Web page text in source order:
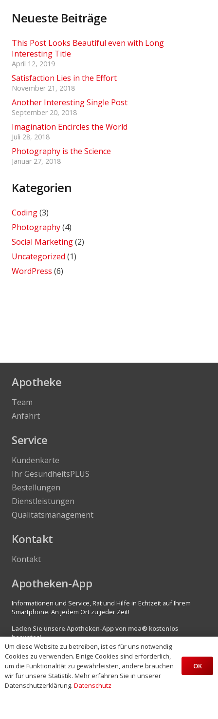
Neueste Beiträge
This Post Looks Beautiful even with Long
Interesting Title
April 12, 2019
Satisfaction Lies in the Effort
November 21, 2018
Another Interesting Single Post
September 20, 2018
Imagination Encircles the World
Juli 28, 2018
Photography is the Science
Januar 27, 2018
Kategorien
Coding(3)
Photography(4)
Social Marketing(2)
Uncategorized (1)
WordPress (6)
Apotheke
Team
Anfahrt
Service
Kundenkarte
Ihr GesundheitsPLUS
Bestellungen
Dienstleistungen
Qualitätsmanagement
Kontakt
Kontakt
Apotheken-App
Informationen und Service, Rat und Hilfe in Echtzeit auf Ihrem
Smartphone. An jedem Ort zu jeder Zeit!
Laden Sie unsere Apotheken-App von mea® kostenlos
herunter!
Um diese Website zu betreiben, ist es für uns notwendig
Cookies zu verwenden. Einige Cookies sind erforderlich,
um die Funktionalität zu gewährleisten, andere brauchen
wir für unsere Statistik. Mehr erfahren Sie in unserer
Datenschutzerklärung. Datenschutz
OK